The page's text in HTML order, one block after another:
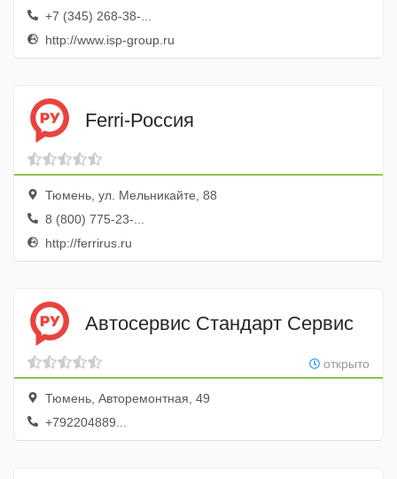
+7 (345) 268-38-...
http://www.isp-group.ru
Ferri-Россия
Тюмень, ул. Мельникайте, 88
8 (800) 775-23-...
http://ferrirus.ru
Автосервис Стандарт Сервис
открыто
Тюмень, Авторемонтная, 49
+792204889...